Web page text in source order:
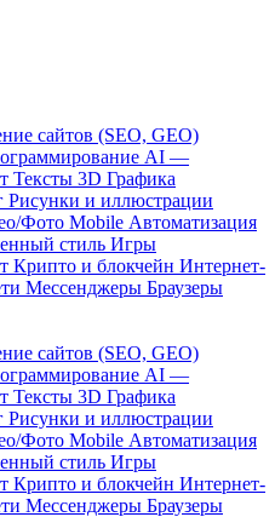
сайтов (SEO, GEO)
AI —
Тексты 3D Графика
Рисунки и иллюстрации
Фото Mobile Автоматизация
стиль Игры
Крипто и блокчейн Интернет-
Мессенджеры Браузеры
сайтов (SEO, GEO)
AI —
Тексты 3D Графика
Рисунки и иллюстрации
Фото Mobile Автоматизация
стиль Игры
Крипто и блокчейн Интернет-
Мессенджеры Браузеры